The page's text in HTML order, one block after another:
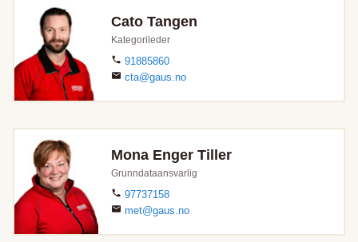
Cato Tangen
Kategorileder
91885860
cta@gaus.no
Mona Enger Tiller
Grunndataansvarlig
97737158
met@gaus.no